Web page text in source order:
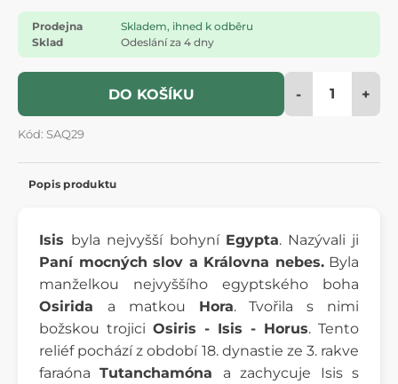
Prodejna
Skladem, ihned k odběru
Sklad
Odeslání za 4 dny
DO KOŠÍKU - +
Kód: SAQ29
Popis produktu
Isis byla nejvyšší bohyní Egypta. Nazývali ji
Paní mocných slov a Královna nebes.Byla
manželkou nejvyššího egyptského boha
Osirida a matkou Hora. Tvořila s nimi
božskou trojici Osiris - Isis - Horus. Tento
reliéf pochází z období 18. dynastie ze 3. rakve
faraónaTutanchamóna a zachycuje Isis s